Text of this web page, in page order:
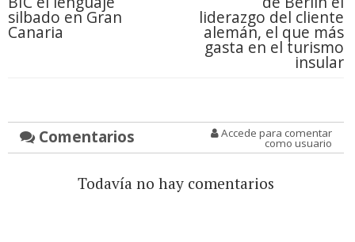
silbado en Gran
Canaria
liderazgo del cliente
alemán, el que más
gasta en el turismo
insular
Comentarios Accede para comentar
como usuario
Todavía no hay comentarios